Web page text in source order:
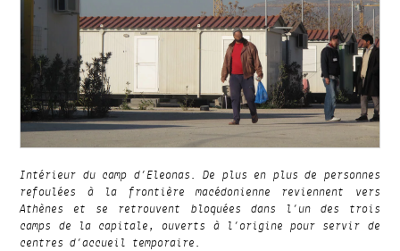
Intérieur du camp d’Eleonas. De plus en plus de personnes
refoulées à la frontière macédonienne reviennent vers
Athènes et se retrouvent bloquées dans l’un des trois
camps de la capitale, ouverts à l’origine pour servir de
centres d’accueil temporaire.